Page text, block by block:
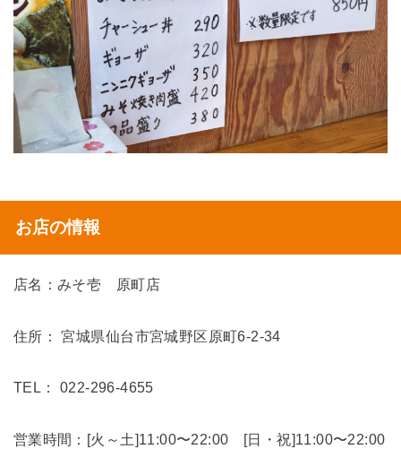
お店の情報
店名：みそ壱 原町店
住所： 宮城県仙台市宮城野区原町6-2-34
TEL： 022-296-4655
営業時間：[火～土]11:00〜22:00 [日・祝]11:00〜22:00